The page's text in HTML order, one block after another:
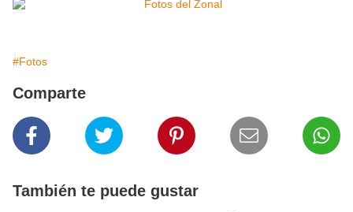
#Fotos
Comparte
También te puede gustar